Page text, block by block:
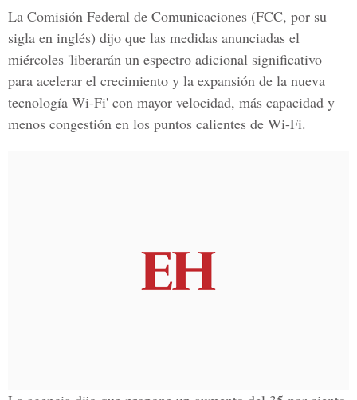
La Comisión Federal de Comunicaciones (FCC, por su
sigla en inglés) dijo que las medidas anunciadas el
miércoles 'liberarán un espectro adicional significativo
para acelerar el crecimiento y la expansión de la nueva
tecnología Wi-Fi' con mayor velocidad, más capacidad y
menos congestión en los puntos calientes de Wi-Fi.